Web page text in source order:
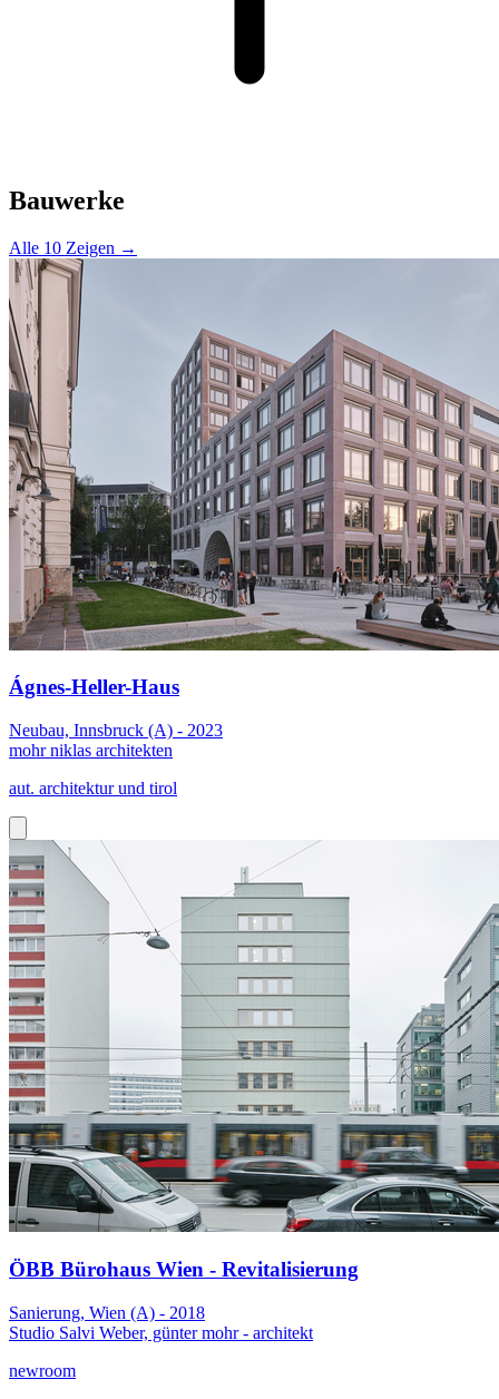
Bauwerke
Alle 10 Zeigen →
Ágnes-Hel­ler-Haus
Neubau, Innsbruck (A) - 2023
mohr niklas architekten
aut. architektur und tirol
ÖBB Bürohaus Wien - Revitalisierung
Sanierung, Wien (A) - 2018
Studio Salvi Weber, günter mohr - architekt
newroom